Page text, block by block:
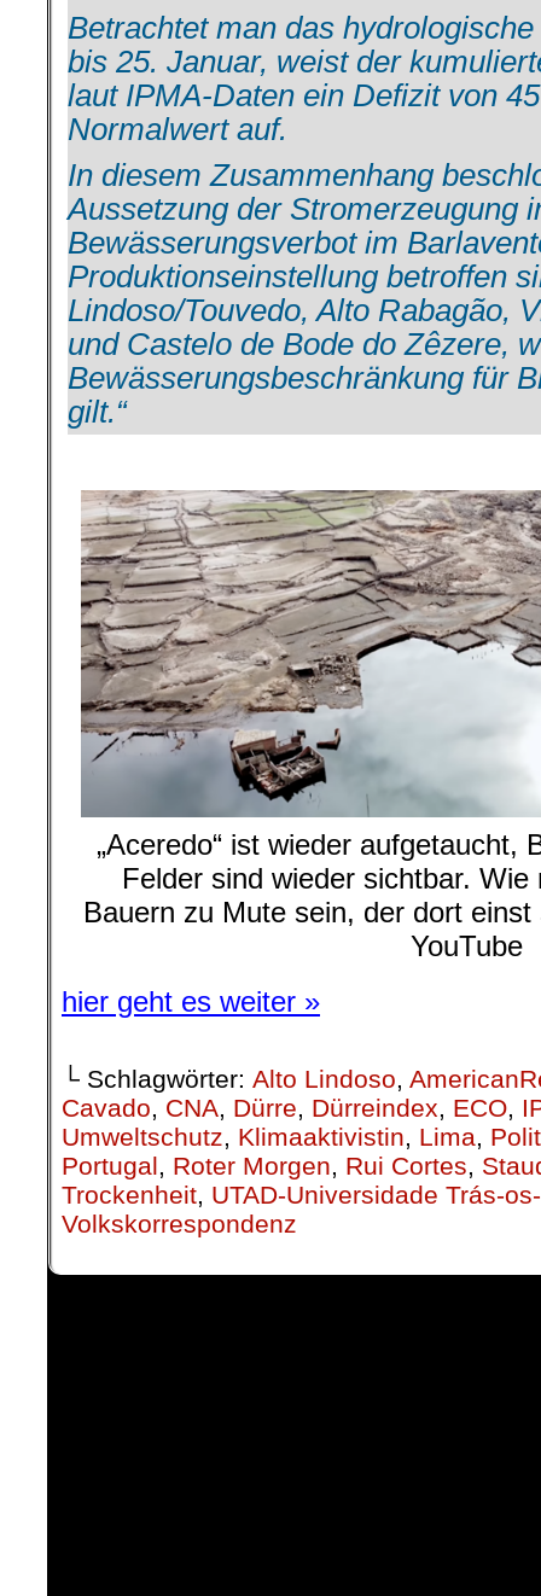
Betrachtet man das
bis 25. Januar, weist der
laut IPMA-Daten ein Defizit von
Normalwert auf.
In diesem Zusammenhang
Aussetzung der Stromerzeugung
Bewässerungsverbot im
Produktionseinstellung betroffen
Lindoso/Touvedo, Alto Rabagão,
und Castelo de Bode do Zêzere,
Bewässerungsbeschränkung für
gilt.“
„Aceredo“ ist wieder aufgetaucht,
Felder sind wieder sichtbar.
Bauern zu Mute sein, der dort
YouTube
hier geht es weiter »
└ Schlagwörter: Alto Lindoso,
Cavado, CNA, Dürre, Dürreindex, ECO,
Umweltschutz, Klimaaktivistin, Lima,
Portugal, Roter Morgen, Rui Cortes,
Trockenheit, UTAD-Universidade Trás-
Volkskorrespondenz